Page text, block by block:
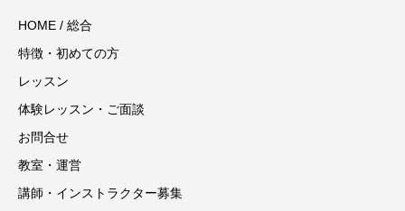
HOME / 総合
特徴・初めての方
レッスン
体験レッスン・ご面談
お問合せ
教室・運営
講師・インストラクター募集